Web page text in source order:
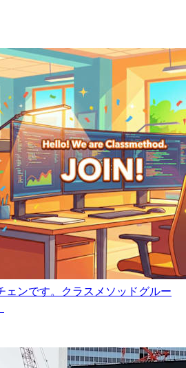
ェンです。クラスメソッドグルー